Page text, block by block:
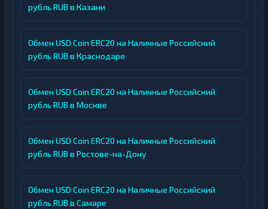
рубль RUB в Казани
Обмен USD Coin ERC20 на Наличные Российский
рубль RUB в Краснодаре
Обмен USD Coin ERC20 на Наличные Российский
рубль RUB в Москве
Обмен USD Coin ERC20 на Наличные Российский
рубль RUB в Ростове-на-Дону
Обмен USD Coin ERC20 на Наличные Российский
рубль RUB в Самаре